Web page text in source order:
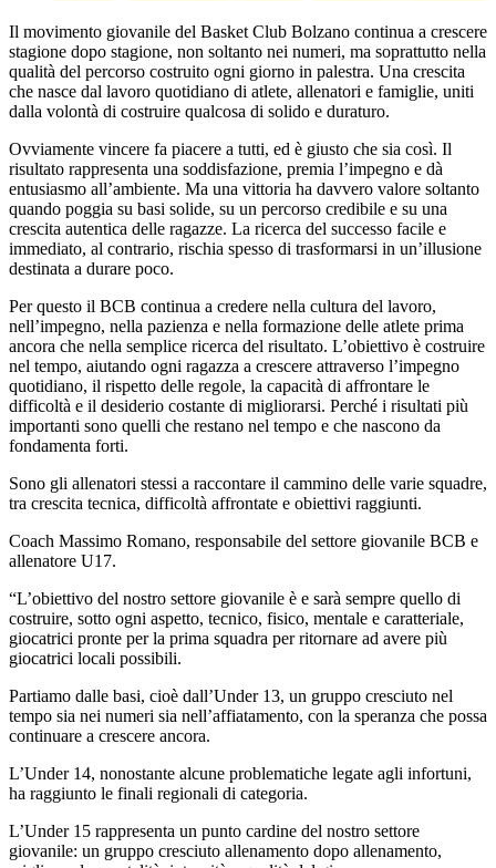
Il movimento giovanile del Basket Club Bolzano continua a crescere
stagione dopo stagione, non soltanto nei numeri, ma soprattutto nella
qualità del percorso costruito ogni giorno in palestra. Una crescita
che nasce dal lavoro quotidiano di atlete, allenatori e famiglie, uniti
dalla volontà di costruire qualcosa di solido e duraturo.
Ovviamente vincere fa piacere a tutti, ed è giusto che sia così. Il
risultato rappresenta una soddisfazione, premia l’impegno e dà
entusiasmo all’ambiente. Ma una vittoria ha davvero valore soltanto
quando poggia su basi solide, su un percorso credibile e su una
crescita autentica delle ragazze. La ricerca del successo facile e
immediato, al contrario, rischia spesso di trasformarsi in un’illusione
destinata a durare poco.
Per questo il BCB continua a credere nella cultura del lavoro,
nell’impegno, nella pazienza e nella formazione delle atlete prima
ancora che nella semplice ricerca del risultato. L’obiettivo è costruire
nel tempo, aiutando ogni ragazza a crescere attraverso l’impegno
quotidiano, il rispetto delle regole, la capacità di affrontare le
difficoltà e il desiderio costante di migliorarsi. Perché i risultati più
importanti sono quelli che restano nel tempo e che nascono da
fondamenta forti.
Sono gli allenatori stessi a raccontare il cammino delle varie squadre,
tra crescita tecnica, difficoltà affrontate e obiettivi raggiunti.
Coach Massimo Romano, responsabile del settore giovanile BCB e
allenatore U17.
“L’obiettivo del nostro settore giovanile è e sarà sempre quello di
costruire, sotto ogni aspetto, tecnico, fisico, mentale e caratteriale,
giocatrici pronte per la prima squadra per ritornare ad avere più
giocatrici locali possibili.
Partiamo dalle basi, cioè dall’Under 13, un gruppo cresciuto nel
tempo sia nei numeri sia nell’affiatamento, con la speranza che possa
continuare a crescere ancora.
L’Under 14, nonostante alcune problematiche legate agli infortuni,
ha raggiunto le finali regionali di categoria.
L’Under 15 rappresenta un punto cardine del nostro settore
giovanile: un gruppo cresciuto allenamento dopo allenamento,